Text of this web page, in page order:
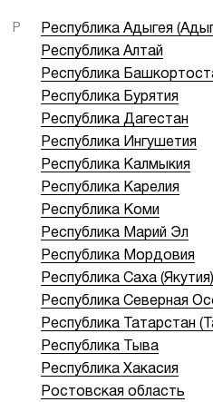
Р
Республика Адыгея
Республика Алтай
Республика
Республика Бурятия
Республика Дагестан
Республика Ингушетия
Республика Калмыкия
Республика Карелия
Республика Коми
Республика Марий Эл
Республика Мордовия
Республика Саха (Якутия)
Республика Северная
Республика Татарстан
Республика Тыва
Республика Хакасия
Ростовская область